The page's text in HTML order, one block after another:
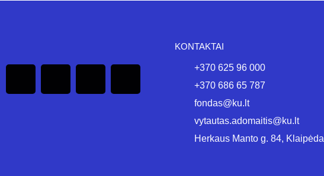
KONTAKTAI
+370 625 96 000
+370 686 65 787
fondas@ku.lt
vytautas.adomaitis@ku.lt
Herkaus Manto g. 84, Klaipėda